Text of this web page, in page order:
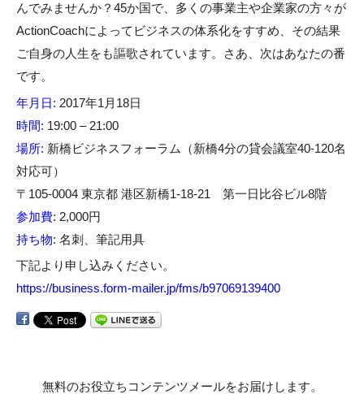
んでみませんか？45か国で、多くの事業主や企業家の方々が
ActionCoachによってビジネスの体系化をすすめ、その結果
ご自身の人生をも謳歌されています。さあ、次はあなたの番
です。
年月日: 2017年1月18日
時間: 19:00 – 21:00
場所: 新橋ビジネスフォーラム（新橋4分の貸会議室40-120名
対応可）
〒105-0004 東京都 港区新橋1-18-21 第一日比谷ビル8階
参加費: 2,000円
持ち物: 名刺、筆記用具
下記より申し込みください。
https://business.form-mailer.jp/fms/b97069139400
無料のお役立ちコンテンツメールをお届けします。